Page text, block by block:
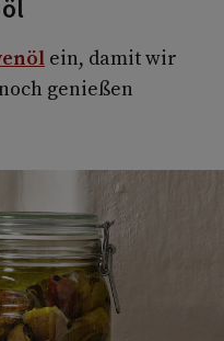
ein, damit wir
genießen